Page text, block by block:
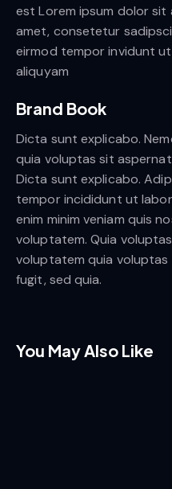
est Lorem ipsum dolor sit
amet, consetetur
eirmod tempor invidunt
aliquyam
Brand Book
Dicta sunt explicabo.
quia voluptas sit
Dicta sunt explicabo.
tempor incididunt ut
enim minim veniam quis
voluptatem. Quia
voluptatem quia
fugit, sed quia.
You May Also Like
Client New
Magazine
Author Amy
Walker
Endless
Client
New
Magazine
Year
Author Author
Things
Client New
Magazine
Year 2022
The